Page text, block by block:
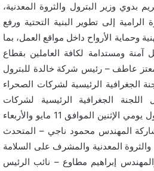
بدوي وزير البترول والثروة المعدنية،
الرامية إلى تطوير البنية التحتية ورفع
وحماية الأرواح داخل مواقع العمل، بما
ومستدامة لكافة العاملين بقطاع
عاطف – رئيس شركة خالدة للبترول
الجغرافية الرئيسية لشركات الصحراء
اللجنة الجغرافية الرئيسية لشركات
الصحراء الغربية بقطاع البترول يومي الإثنين الموافق 11 مايو والأربعاء
3 يونيو 2026، بمشاركة المهندس محمود ناجي – المتحدث
المعدنية والمشرف على السلامة
إبراهيم مطاوع – نائب الرئيس